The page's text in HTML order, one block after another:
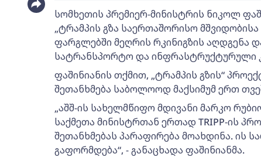
სომხეთის პრემიერ-მინისტრის ნიკოლ
„ტრამპის გზა საერთაშორისო
ფარგლებში მეღრის რკინიგზის აღდგენა
სატრანსპორტო და ინფრასტრუქტურული
ფაშინიანის თქმით, „ტრამპის გზის“
შეთანხმება საბოლოოდ მაქსიმუმ ერთ
„აშშ-ის სახელმწიფო მდივანი მარკო
საქმეთა მინისტრთან ერთად TRIPP-ის
შეთანხმებას პარაფირება მოახდინა. ის
გაფორმდება“, - განაცხადა ფაშინიანმა.